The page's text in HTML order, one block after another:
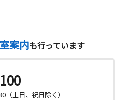
案内も行っています
（土日、祝日除く）